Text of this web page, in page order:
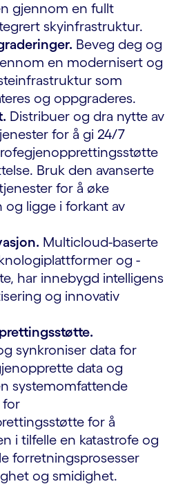
gjennom en fullt
skyinfrastruktur.
Beveg deg og
en modernisert og
som
og oppgraderes.
Distribuer og dra nytte av
for å gi 24/7
Bruk den avanserte
for å øke
ligge i forkant av
Multicloud-baserte
og -
har innebygd intelligens
og innovativ
synkroniser data for
data og
systemomfattende
for
for å
i tilfelle en katastrofe og
forretningsprosesser
og smidighet.